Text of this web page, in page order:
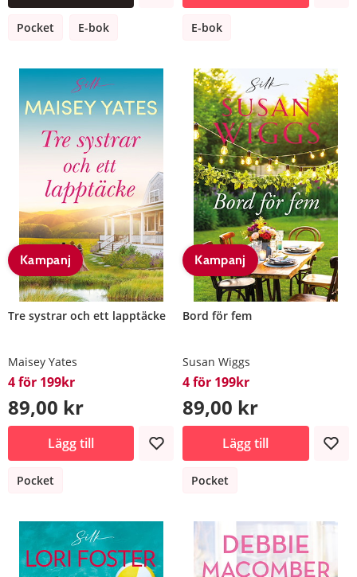
Pocket E-bok E-bok
Kampanj
Tre systrar och ett lapptäcke
Maisey Yates
4 för 199kr
89,00 kr
Lägg till
Pocket
Kampanj
Bord för fem
Susan Wiggs
4 för 199kr
89,00 kr
Lägg till
Pocket